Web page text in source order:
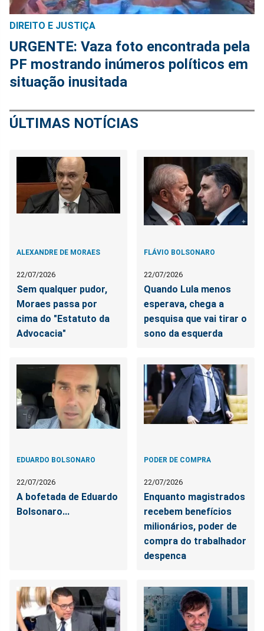
DIREITO E JUSTIÇA
URGENTE: Vaza foto encontrada pela
PF mostrando inúmeros políticos em
situação inusitada
ÚLTIMAS NOTÍCIAS
ALEXANDRE DE MORAES
22/07/2026
Sem qualquer pudor,
Moraes passa por
cima do "Estatuto da
Advocacia"
FLÁVIO BOLSONARO
22/07/2026
Quando Lula menos
esperava, chega a
pesquisa que vai tirar o
sono da esquerda
EDUARDO BOLSONARO
22/07/2026
A bofetada de Eduardo
Bolsonaro...
PODER DE COMPRA
22/07/2026
Enquanto magistrados
recebem benefícios
milionários, poder de
compra do trabalhador
despenca